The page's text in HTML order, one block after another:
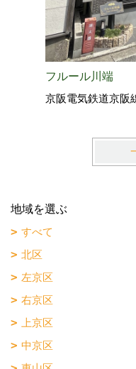
フルール川端
京阪電気鉄道京阪
地域を選ぶ
すべて
北区
左京区
右京区
上京区
中京区